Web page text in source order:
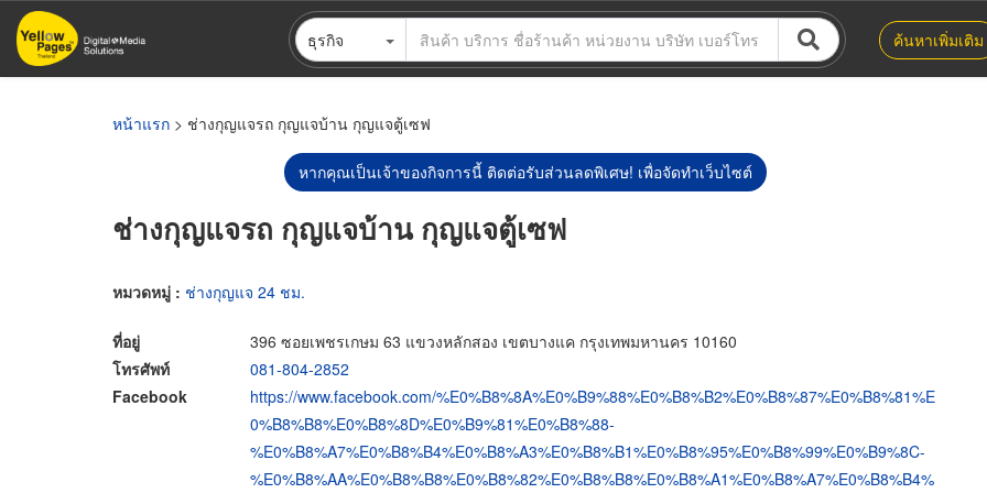
ข้าม
ไป
ธุรกิจ ค้นหาเพิ่มเติม
หน้าแรก > ช่างกุญแจรถ กุญแจบ้าน กุญแจตู้เซฟ‎
หากคุณเป็นเจ้าของกิจการนี้ ติดต่อรับส่วนลดพิเศษ! เพื่อจัดทำเว็บไซต์
ช่างกุญแจรถ กุญแจบ้าน กุญแจตู้เซฟ‎
หมวดหมู่ : ช่างกุญแจ 24 ชม.
ที่อยู่
396 ซอยเพชรเกษม 63 แขวงหลักสอง เขตบางแค กรุงเทพมหานคร 10160
โทรศัพท์
081-804-2852
Facebook
https://www.facebook.com/%E0%B8%8A%E0%B9%88%E0%B8%B2%E0%B8%87%E0%B8%81%E
0%B8%B8%E0%B8%8D%E0%B9%81%E0%B8%88-
%E0%B8%A7%E0%B8%B4%E0%B8%A3%E0%B8%B1%E0%B8%95%E0%B8%99%E0%B9%8C-
%E0%B8%AA%E0%B8%B8%E0%B8%82%E0%B8%B8%E0%B8%A1%E0%B8%A7%E0%B8%B4%